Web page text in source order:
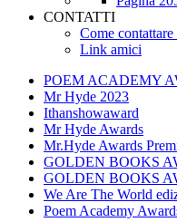
CONTATTI
Come
Link amici
POEM ACADEMY
Mr Hyde 2023
Ithanshowaward
Mr Hyde Awards
Mr.Hyde Awards
GOLDEN BOOKS
GOLDEN BOOKS
We Are The World
Poem Academy